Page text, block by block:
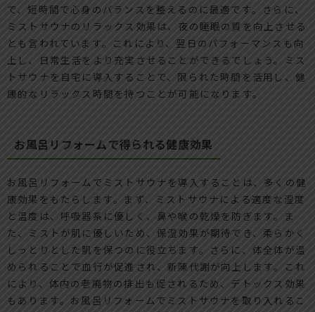
で、短時間で心身のバランスを整えるのに最適です。さらに、
ミストサウナのリラックス効果は、夜の睡眠の質を向上させる
とも言われています。これにより、翌日のパフォーマンスも向
上し、日常生活をより充実させることができるでしょう。ミス
トサウナを自宅に導入することで、限られた時間を活用し、健
康的なリラックス時間を持つことが可能になります。
お風呂リフォームで得られる健康効果
お風呂リフォームでミストサウナを導入することは、多くの健
康効果をもたらします。まず、ミストサウナによる適度な湿度
と温度は、呼吸器系に優しく、鼻や喉の乾燥を防ぎます。ま
た、ミストが肌に優しいため、保湿効果が期待でき、柔らかく
しっとりとした肌を保つのに役立ちます。さらに、体全体が温
められることで血行が促進され、新陳代謝が向上します。これ
により、体内の老廃物の排出も促されるため、デトックス効果
もあります。お風呂リフォームでミストサウナを取り入れるこ